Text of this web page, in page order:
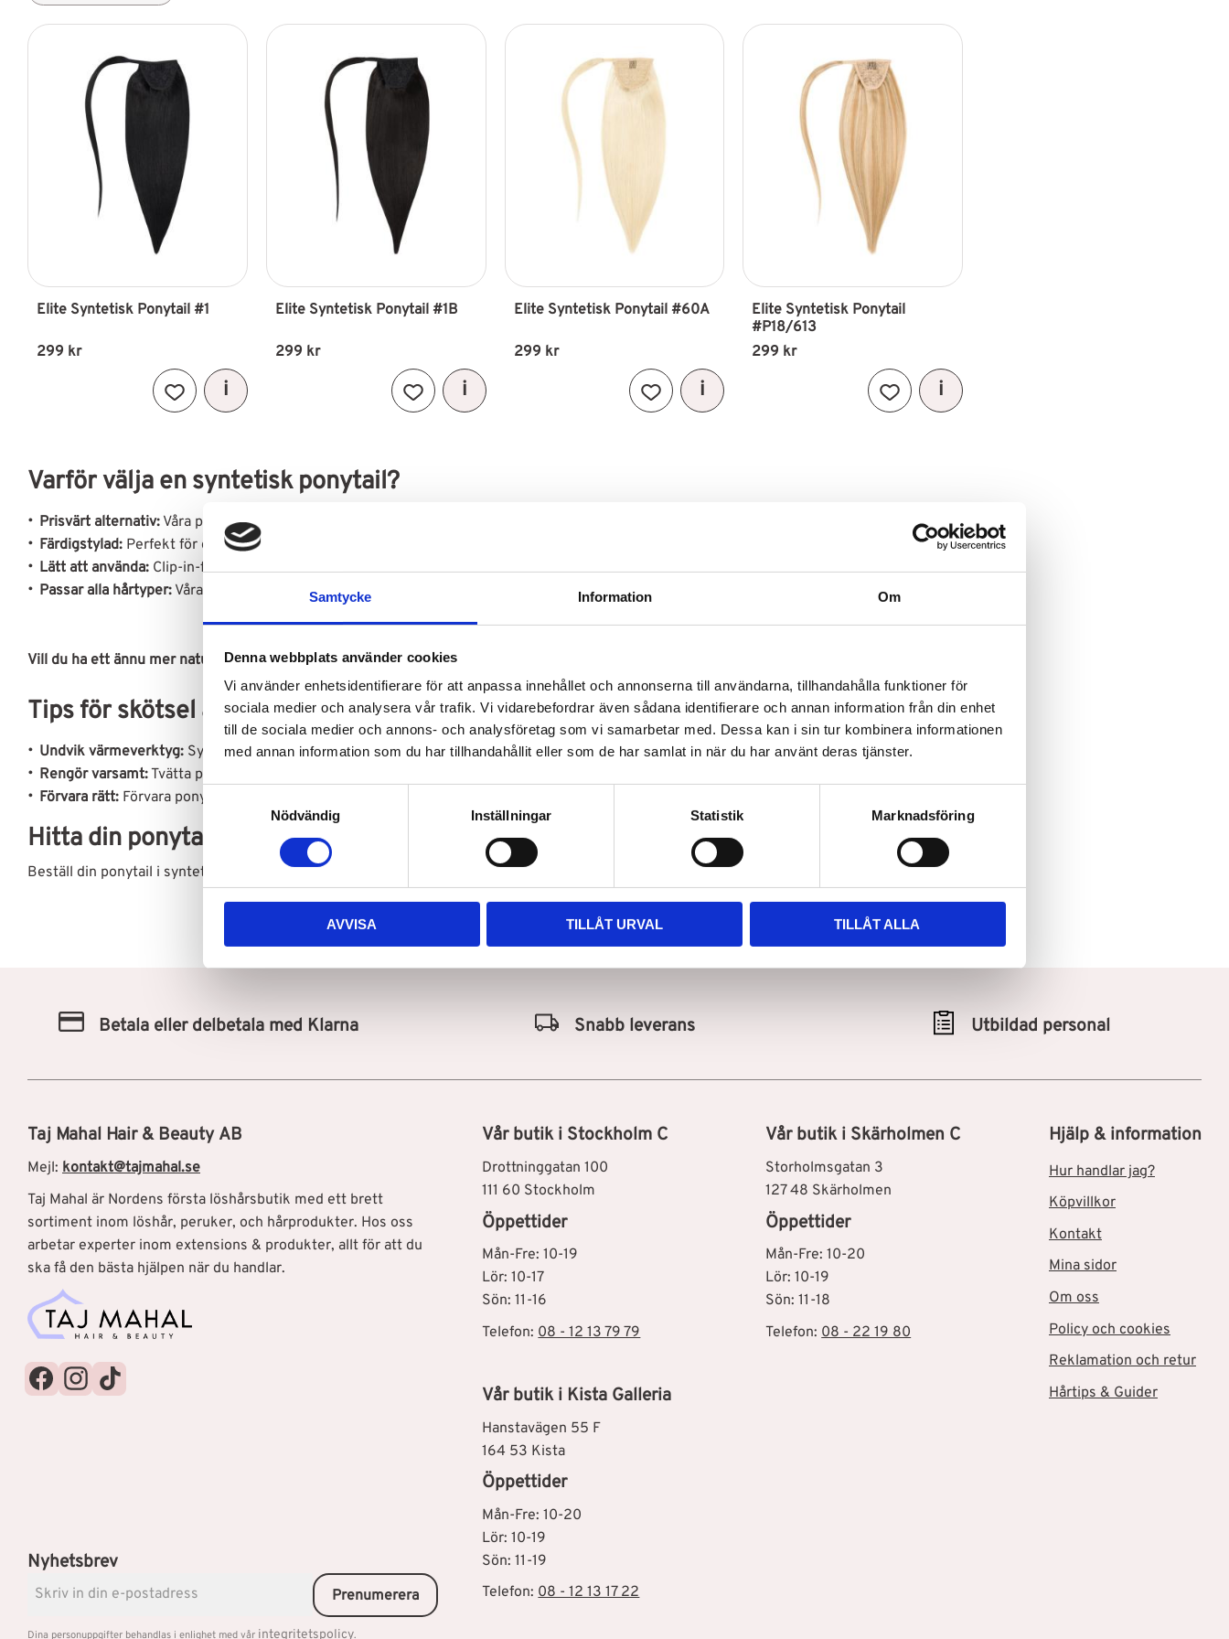
Samtycke Information Om
Denna webbplats använder cookies
Vi använder enhetsidentifierare för att anpassa innehållet och annonserna till användarna, tillhandahålla funktioner för
sociala medier och analysera vår trafik. Vi vidarebefordrar även sådana identifierare och annan information från din enhet
till de sociala medier och annons- och analysföretag som vi samarbetar med. Dessa kan i sin tur kombinera informationen
med annan information som du har tillhandahållit eller som de har samlat in när du har använt deras tjänster.
S
m
s
Nödvändig Inställningar Statistik Marknadsföring
AVVISA TILLÅT URVAL TILLÅT ALLA
Elite Syntetisk Ponytail #1
299 kr
Lägg till i favoriter
Elite Syntetisk Ponytail #1B
299 kr
Lägg till i favoriter
Elite Syntetisk Ponytail #60A
299 kr
Lägg till i favoriter
Elite Syntetisk Ponytail
#P18/613
299 kr
Lägg till i favoriter
Varför välja en syntetisk ponytail?
Prisvärt alternativ: Våra ponytails i syntet ger dig en stilren look till ett billigare pris.
Färdigstylad: Perfekt för dig som vill ha en snabb och enkel frisyr
Lätt att använda: Clip-in-fästet gör det enkelt att sätta i och ta ur ponytailen på bara några minuter.
Passar alla hårtyper: Våra hästsvansar i syntetiskt löshår fungerar för både rakt och lockigt hår.
Vill du ha ett ännu mer naturligt resultat?Ta en titt på våraponytails i äkta löshår
Tips för skötsel av syntetisk ponytail
Undvik värmeverktyg: Syntetiskt löshår kan inte värmestylas. Använd det som det är för att bevara dess form och kvalitet.
Rengör varsamt:Tvätta ponytailen vid behov med kallt vatten och ett milt schampo för syntetiskt hår.
Förvara rätt: Förvara ponytailen på en torr och sval plats och undvik direkt solljus. Använd gärna hårnät eller en påse för att undvika trassel.
Hitta din ponytail i syntet hos Taj Mahal
Beställ din ponytail i syntet online idag eller besök vår butik i Stockholm för att få hjälp av våra experter!
Betala eller delbetala med Klarna Snabb leverans Utbildad personal
Taj Mahal Hair & Beauty AB
Mejl: kontakt@tajmahal.se
Taj Mahal är Nordens första löshårsbutik med ett brett
sortiment inom löshår, peruker, och hårprodukter. Hos oss
arbetar experter inom extensions & produkter, allt för att du
ska få den bästa hjälpen när du handlar.
Vår butik i Stockholm C
Drottninggatan 100
111 60 Stockholm
Öppettider
Mån-Fre: 10-19
Lör: 10-17
Sön: 11-16
Telefon: 08 - 12 13 79 79
Vår butik i Kista Galleria
Hanstavägen 55 F
164 53 Kista
Öppettider
Mån-Fre: 10-20
Lör: 10-19
Sön: 11-19
Telefon:08 - 12 13 17 22
Vår butik i Skärholmen C
Storholmsgatan 3
127 48 Skärholmen
Öppettider
Mån-Fre: 10-20
Lör: 10-19
Sön: 11-18
Telefon: 08 - 22 19 80
Hjälp & information
Nyhetsbrev
Prenumerera
Dina personuppgifter behandlas i enlighet med vår integritetspolicy.
Hur handlar jag?
Köpvillkor
Kontakt
Mina sidor
Om oss
Policy och cookies
Reklamation och retur
Hårtips & Guider